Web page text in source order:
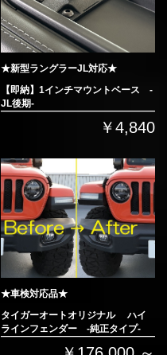
★新型ラングラーJL対応★
【即納】1インチマウントベース -
JL後期-
￥4,840
★車検対応品★
タイガーオートオリジナル ハイ
ラインフェンダー -純正タイプ-